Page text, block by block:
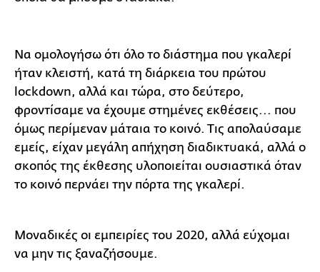
Να ομολογήσω ότι όλο το διάστημα που γκαλερί
ήταν κλειστή, κατά τη διάρκεια του πρώτου
lockdown, αλλά και τώρα, στο δεύτερο,
φροντίσαμε να έχουμε στημένες εκθέσεις... που
όμως περίμεναν μάταια το κοινό. Τις απολαύσαμε
εμείς, είχαν μεγάλη απήχηση διαδικτυακά, αλλά ο
σκοπός της έκθεσης υλοποιείται ουσιαστικά όταν
το κοινό περνάει την πόρτα της γκαλερί.
Μοναδικές οι εμπειρίες του 2020, αλλά εύχομαι
να μην τις ξαναζήσουμε.